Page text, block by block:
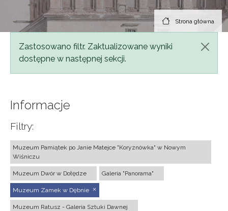
Strona główna
Komunikat
Zastosowano filtr. Zaktualizowane wyniki
dostępne w następnej sekcji.
Informacje
Filtry:
Muzeum Pamiątek po Janie Matejce "Koryznówka" w Nowym
Wiśniczu
Muzeum Dwór w Dołędze Galeria "Panorama"
Muzeum Zamek w Dębnie
Muzeum Ratusz - Galeria Sztuki Dawnej